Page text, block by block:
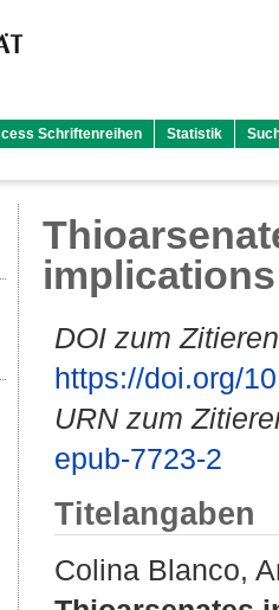
Schriftenreihen Statistik
DOI zum
https://doi.org/
URN zum
epub-7723-2
Titelangaben
Colina Blanco,